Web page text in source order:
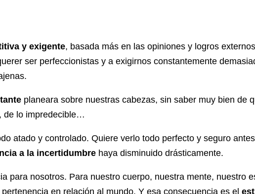
y exigente, basada más en las opiniones y logros
ser perfeccionistas y a exigirnos constantemente
planeara sobre nuestras cabezas, sin saber muy bien de
de lo impredecible…
atado y controlado. Quiere verlo todo perfecto y seguro
a la incertidumbre haya disminuido drásticamente.
para nosotros. Para nuestro cuerpo, nuestra mente, nuestro
en relación al mundo. Y esa consecuencia es el